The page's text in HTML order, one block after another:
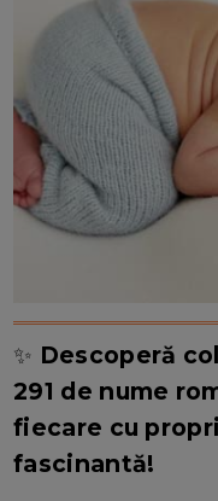
✨ Descoperă
291 de nume
fiecare cu
fascinantă!